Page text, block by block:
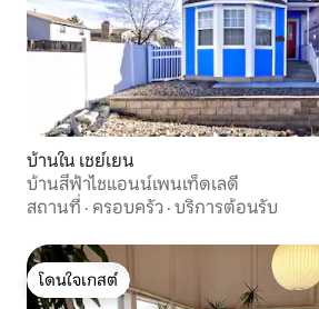
บ้านใน เชย์เยน
บ้านสีฟ้าไชแอนน์เพนเท็ดเลดี้
สถานที่ · ครอบครัว · บริการต้อนรับ
โดนใจเกสต์
โดนใจเกสต์